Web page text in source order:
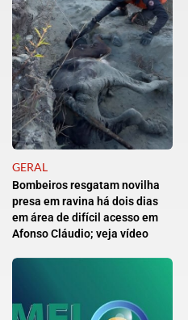
GERAL
Bombeiros resgatam novilha
presa em ravina há dois dias
em área de difícil acesso em
Afonso Cláudio; veja vídeo